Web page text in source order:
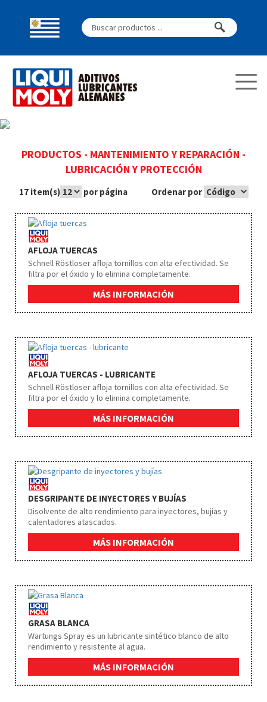
PRODUCTOS - MANTENIMIENTO Y REPARACIÓN -
LUBRICACIÓN Y PROTECCIÓN
17 item(s) por página Ordenar por
AFLOJA TUERCAS
Schnell Röstloser afloja tornillos con alta efectividad. Se
filtra por el óxido y lo elimina completamente.
MÁS INFORMACIÓN
AFLOJA TUERCAS - LUBRICANTE
Schnell Röstloser afloja tornillos con alta efectividad. Se
filtra por el óxido y lo elimina completamente.
MÁS INFORMACIÓN
DESGRIPANTE DE INYECTORES Y BUJÍAS
Disolvente de alto rendimiento para inyectores, bujías y
calentadores atascados.
MÁS INFORMACIÓN
GRASA BLANCA
Wartungs Spray es un lubricante sintético blanco de alto
rendimiento y resistente al agua.
MÁS INFORMACIÓN